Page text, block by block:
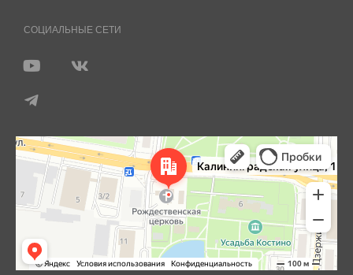
СОЦИАЛЬНЫЕ СЕТИ
Королёв
Яндекс Карты — транспорт, навигация, поиск мест